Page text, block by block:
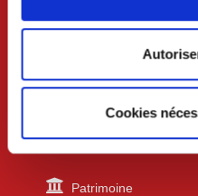
Cookies
Urbanisme
Professionnels
Patrimoine